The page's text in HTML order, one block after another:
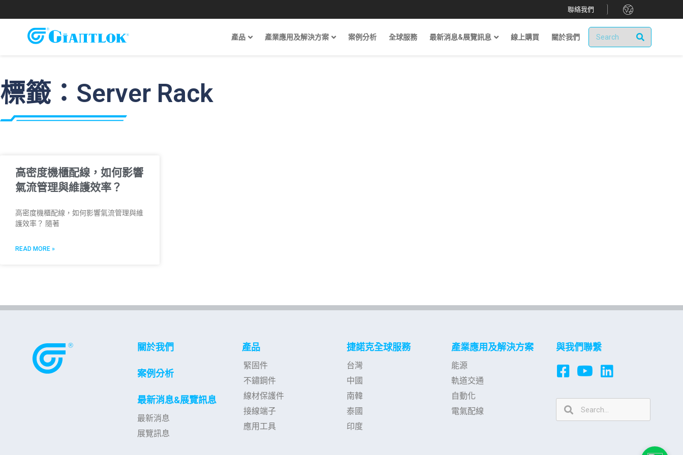
聯絡我們 .
產品 產業應用及解決方案 案例分析 全球服務 最新消息&展覽訊息 線上購買 關於我們
標籤：Server Rack
高密度機櫃配線，如何影響
氣流管理與維護效率？
高密度機櫃配線，如何影響氣流管理與維
護效率？ 隨著
READ MORE »
關於我們
案例分析
最新消息&展覽訊息
最新消息
展覽訊息
產品
緊固件
不鏽鋼件
線材保護件
接線端子
應用工具
捷諾克全球服務
台灣
中國
南韓
泰國
印度
產業應用及解決方案
能源
軌道交通
自動化
電氣配線
與我們聯繫